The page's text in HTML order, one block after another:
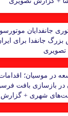
جانفدایان
بزرگ جانفدا برای
در موسیان؛
در بازسازی بافت
شهری + گزارش